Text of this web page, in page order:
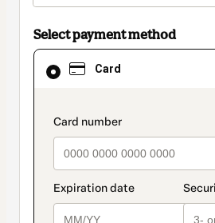
Select payment method
Card
Card
selected
method